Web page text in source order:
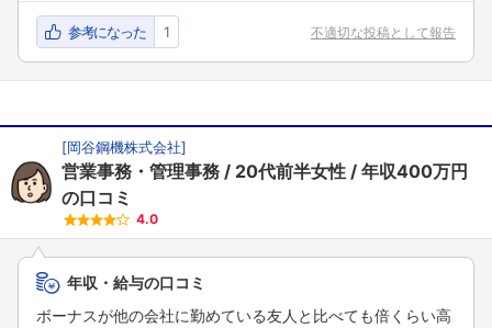
参考になった 1 不適切な投稿として報告
[岡谷鋼機株式会社]
営業事務・管理事務 20代前半女性
年収400万円
の口コミ
4.0
年収・給与の口コミ
ボーナスが他の会社に勤めている友人と比べても倍くらい高